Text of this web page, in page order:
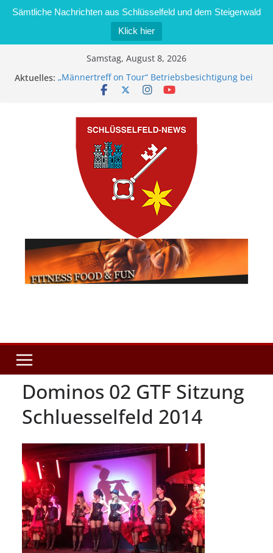
Sämtliche Nachrichten aus Schlüsselfeld und dem Steigerwald
Klick hier
Samstag, August 8, 2026
Aktuelles: „Männertreff on Tour“ Betriebsbesichtigung bei
der Schreinerei Zimmermann GmbH
Brand in Sägewerk in Bernroth schnell unter
Kontrolle
Stadt Schlüsselfeld bietet Online-Anmeldung für
Kindergartenplätze an
Dieseldiebstahl im Wert von 600 Euro
Dominos 02 GTF Sitzung
Schluesselfeld 2014